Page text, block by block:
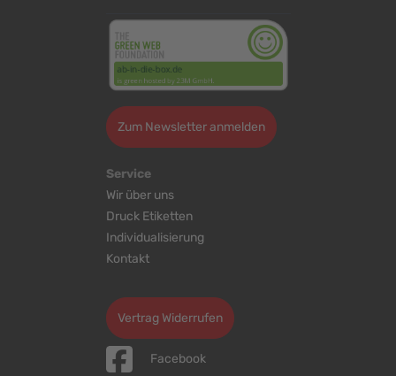
Zum Newsletter anmelden
Service
Wir über uns
Druck Etiketten
Individualisierung
Kontakt
Vertrag Widerrufen
Facebook